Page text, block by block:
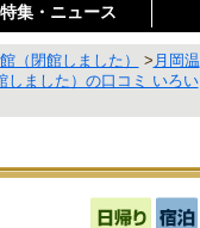
特集・ニュース
（閉館しました） > 月岡温
しました）の口コミ いろい